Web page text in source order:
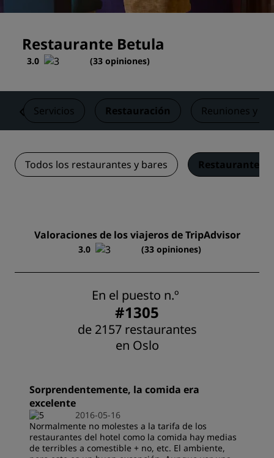
Restaurante Betula
3.0 (33 opiniones)
Servicios Restauración Reuniones y
Todos los restaurantes y bares Restaurante
Valoraciones de los viajeros de TripAdvisor
3.0 (33 opiniones)
En el puesto n.º
#1305
de 2157 restaurantes
en Oslo
Sorprendentemente, la comida era
excelente
2016-05-16
Normalmente no molestes a la tarifa de los
restaurantes del hotel como la comida hay medias
de terribles a comestible + no, etc. El ambiente,